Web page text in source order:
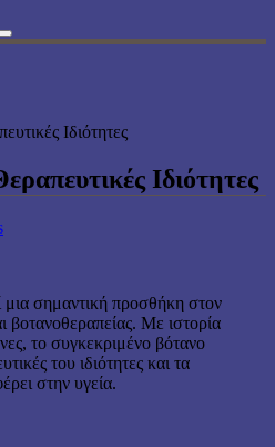
Ιδιότητες
Ιδιότητες
μια σημαντική προσθήκη στον
βοτανοθεραπείας. Με ιστορία
το συγκεκριμένο βότανο
του ιδιότητες και τα
στην υγεία.